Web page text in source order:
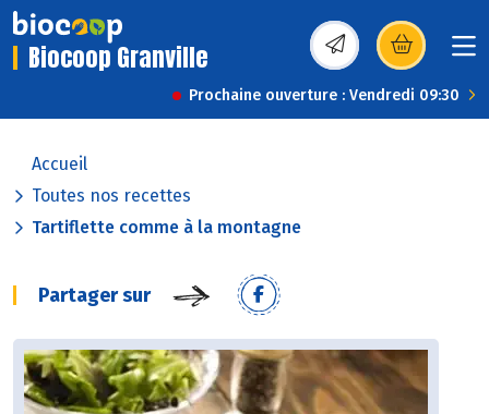
Biocoop Granville (s’ouvre dans une
Prochaine ouverture : Vendredi 09:30
Accueil
Toutes nos recettes
Tartiflette comme à la montagne
Partager sur